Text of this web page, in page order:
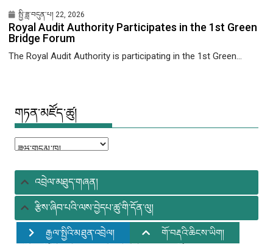
སྤྱི་ཟླ་བདུན་པ། 22, 2026
Royal Audit Authority Participates in the 1st Green
Bridge Forum
The Royal Audit Authority is participating in the 1st Green...
གཏན་མཛོད་ཚུ།
གཏན་
ཚུ།
འབྲེལ་མཐུད་གཞན།
རྩིས་ཞིབ་པའི་ལས་བྱེདཔ་ཚུ་གི་དོན་ལུ།
རྒྱལ་སྤྱིའི་མཐུན་འབྲེལ།
གོ་བརྡའི་ཆིངས་ཡིག།